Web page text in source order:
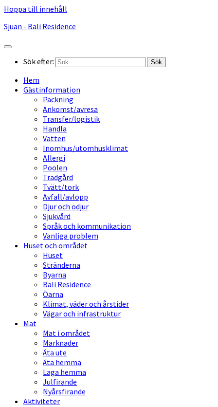
Hoppa till innehåll
Sjuan - Bali Residence
Sök efter:
Hem
Gästinformation
Packning
Ankomst/avresa
Transfer/logistik
Handla
Vatten
Inomhus/utomhusklimat
Allergi
Poolen
Trädgård
Tvätt/tork
Avfall/avlopp
Djur och odjur
Sjukvård
Språk och kommunikation
Vanliga problem
Huset och området
Huset
Stränderna
Byarna
Bali Residence
Öarna
Klimat, väder och årstider
Vägar och infrastruktur
Mat
Mat i området
Marknader
Äta ute
Äta hemma
Laga hemma
Julfirande
Nyårsfirande
Aktiviteter